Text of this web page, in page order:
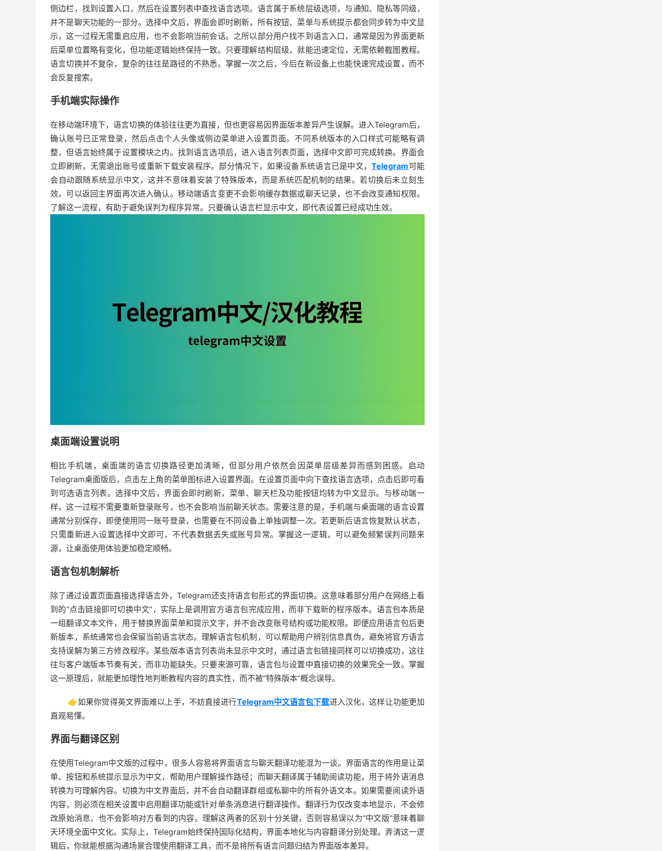
侧边栏，找到设置入口，然后在设置列表中查找语言选项。语言属于系统层级选项，与通知、隐私等同级，
并不是聊天功能的一部分。选择中文后，界面会即时刷新，所有按钮、菜单与系统提示都会同步转为中文显
示，这一过程无需重启应用，也不会影响当前会话。之所以部分用户找不到语言入口，通常是因为界面更新
后菜单位置略有变化，但功能逻辑始终保持一致。只要理解结构层级，就能迅速定位，无需依赖截图教程。
语言切换并不复杂，复杂的往往是路径的不熟悉。掌握一次之后，今后在新设备上也能快速完成设置，而不
会反复搜索。
手机端实际操作
在移动端环境下，语言切换的体验往往更为直接，但也更容易因界面版本差异产生误解。进入Telegram后，
确认账号已正常登录，然后点击个人头像或侧边菜单进入设置页面。不同系统版本的入口样式可能略有调
整，但语言始终属于设置模块之内。找到语言选项后，进入语言列表页面，选择中文即可完成转换。界面会
立即刷新，无需退出账号或重新下载安装程序。部分情况下，如果设备系统语言已是中文，Telegram可能
会自动跟随系统显示中文，这并不意味着安装了特殊版本，而是系统匹配机制的结果。若切换后未立刻生
效，可以返回主界面再次进入确认。移动端语言变更不会影响缓存数据或聊天记录，也不会改变通知权限。
了解这一流程，有助于避免误判为程序异常。只要确认语言栏显示中文，即代表设置已经成功生效。
桌面端设置说明
相比手机端，桌面端的语言切换路径更加清晰，但部分用户依然会因菜单层级差异而感到困惑。启动
Telegram桌面版后，点击左上角的菜单图标进入设置界面。在设置页面中向下查找语言选项，点击后即可看
到可选语言列表。选择中文后，界面会即时刷新，菜单、聊天栏及功能按钮均转为中文显示。与移动端一
样，这一过程不需要重新登录账号，也不会影响当前聊天状态。需要注意的是，手机端与桌面端的语言设置
通常分别保存，即便使用同一账号登录，也需要在不同设备上单独调整一次。若更新后语言恢复默认状态，
只需重新进入设置选择中文即可，不代表数据丢失或账号异常。掌握这一逻辑，可以避免频繁误判问题来
源，让桌面使用体验更加稳定顺畅。
语言包机制解析
除了通过设置页面直接选择语言外，Telegram还支持语言包形式的界面切换。这意味着部分用户在网络上看
到的“点击链接即可切换中文”，实际上是调用官方语言包完成应用，而非下载新的程序版本。语言包本质是
一组翻译文本文件，用于替换界面菜单和提示文字，并不会改变账号结构或功能权限。即便应用语言包后更
新版本，系统通常也会保留当前语言状态。理解语言包机制，可以帮助用户辨别信息真伪，避免将官方语言
支持误解为第三方修改程序。某些版本语言列表尚未显示中文时，通过语言包链接同样可以切换成功，这往
往与客户端版本节奏有关，而非功能缺失。只要来源可靠，语言包与设置中直接切换的效果完全一致。掌握
这一原理后，就能更加理性地判断教程内容的真实性，而不被“特殊版本”概念误导。
👉如果你觉得英文界面难以上手，不妨直接进行Telegram中文语言包下载进入汉化，这样让功能更加
直观易懂。
界面与翻译区别
在使用Telegram中文版的过程中，很多人容易将界面语言与聊天翻译功能混为一谈。界面语言的作用是让菜
单、按钮和系统提示显示为中文，帮助用户理解操作路径；而聊天翻译属于辅助阅读功能，用于将外语消息
转换为可理解内容。切换为中文界面后，并不会自动翻译群组或私聊中的所有外语文本。如果需要阅读外语
内容，则必须在相关设置中启用翻译功能或针对单条消息进行翻译操作。翻译行为仅改变本地显示，不会修
改原始消息，也不会影响对方看到的内容。理解这两者的区别十分关键，否则容易误以为“中文版”意味着聊
天环境全面中文化。实际上，Telegram始终保持国际化结构，界面本地化与内容翻译分别处理。弄清这一逻
辑后，你就能根据沟通场景合理使用翻译工具，而不是将所有语言问题归结为界面版本差异。